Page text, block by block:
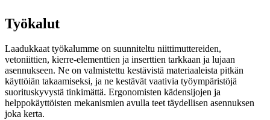
Työkalut
Laadukkaat työkalumme on suunniteltu niittimuttereiden,
vetoniittien, kierre-elementtien ja inserttien tarkkaan ja lujaan
asennukseen. Ne on valmistettu kestävistä materiaaleista pitkän
käyttöiän takaamiseksi, ja ne kestävät vaativia työympäristöjä
suorituskyvystä tinkimättä. Ergonomisten kädensijojen ja
helppokäyttöisten mekanismien avulla teet täydellisen asennuksen
joka kerta.